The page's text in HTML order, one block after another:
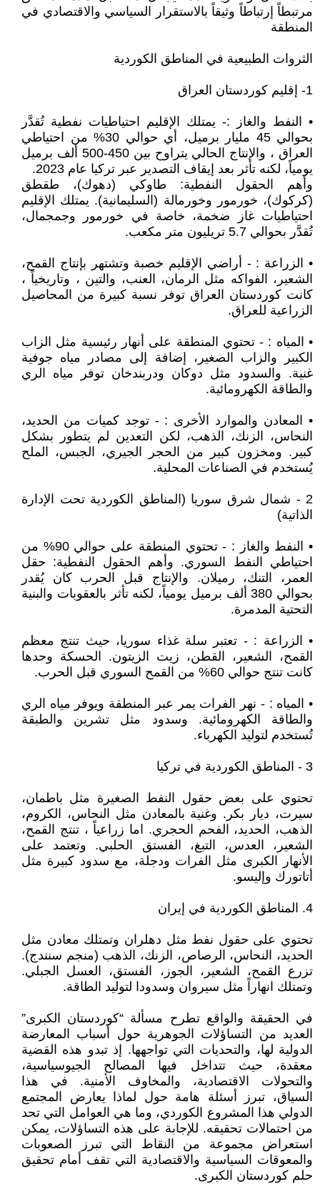
مرتبطاً إرتباطاً وثيقاً بالاستقرار السياسي والاقتصادي في
المنطقة
الثروات الطبيعية في المناطق الكوردية
1- إقليم كوردستان العراق
• النفط والغاز :- يمتلك الإقليم احتياطيات نفطية تُقدَّر
بحوالي 45 مليار برميل، أي حوالي 30% من احتياطي
العراق ، والإنتاج الحالي يتراوح بين 450-500 ألف برميل
يومياً، لكنه تأثر بعد إيقاف التصدير عبر تركيا عام 2023.
وأهم الحقول النفطية: طاوكي (دهوك)، طقطق
(كركوك)، خورمور وخورمالة (السليمانية). يمتلك الإقليم
احتياطيات غاز ضخمة، خاصة في خورمور وجمجمال،
تُقدَّر بحوالي 5.7 تريليون متر مكعب.
• الزراعة : - أراضي الإقليم خصبة وتشتهر بإنتاج القمح،
الشعير، الفواكه مثل الرمان، العنب، والتين ، وتاريخياً ،
كانت كوردستان العراق توفر نسبة كبيرة من المحاصيل
الزراعية للعراق.
• المياه : - تحتوي المنطقة على أنهار رئيسية مثل الزاب
الكبير والزاب الصغير، إضافة إلى مصادر مياه جوفية
غنية. والسدود مثل دوكان ودربندخان توفر مياه الري
والطاقة الكهرومائية.
• المعادن والموارد الأخرى : - توجد كميات من الحديد،
النحاس، الزنك، الذهب، لكن التعدين لم يتطور بشكل
كبير. ومخزون كبير من الحجر الجيري، الجبس، الملح
يُستخدم في الصناعات المحلية.
2 - شمال شرق سوريا (المناطق الكوردية تحت الإدارة
الذاتية)
• النفط والغاز : - تحتوي المنطقة على حوالي 90% من
احتياطي النفط السوري. وأهم الحقول النفطية: حقل
العمر، التنك، رميلان. والإنتاج قبل الحرب كان يُقدر
بحوالي 380 ألف برميل يومياً، لكنه تأثر بالعقوبات والبنية
التحتية المدمرة.
• الزراعة : - تعتبر سلة غذاء سوريا، حيث تنتج معظم
القمح، الشعير، القطن، زيت الزيتون. الحسكة وحدها
كانت تنتج حوالي 60% من القمح السوري قبل الحرب.
• المياه : - نهر الفرات يمر عبر المنطقة ويوفر مياه الري
والطاقة الكهرومائية. وسدود مثل تشرين والطبقة
تُستخدم لتوليد الكهرباء.
3 - المناطق الكوردية في تركيا
تحتوي على بعض حقول النفط الصغيرة مثل باطمان،
سيرت، ديار بكر. وغنية بالمعادن مثل النحاس، الكروم،
الذهب، الحديد، الفحم الحجري. اما زراعياً ، تنتج القمح،
الشعير، العدس، التبغ، الفستق الحلبي. وتعتمد على
الأنهار الكبرى مثل الفرات ودجلة، مع سدود كبيرة مثل
أتاتورك وإليسو.
4. المناطق الكوردية في إيران
تحتوي على حقول نفط مثل دهلران وتمتلك معادن مثل
الحديد، النحاس، الرصاص، الزنك، الذهب (منجم سنندج).
تزرع القمح، الشعير، الجوز، الفستق، العسل الجبلي.
وتمتلك انهاراً مثل سيروان وسدودا لتوليد الطاقة.
في الحقيقة والواقع تطرح مسألة “كوردستان الكبرى”
العديد من التساؤلات الجوهرية حول أسباب المعارضة
الدولية لها، والتحديات التي تواجهها. إذ تبدو هذه القضية
معقدة، حيث تتداخل فيها المصالح الجيوسياسية،
والتحولات الاقتصادية، والمخاوف الأمنية. في هذا
السياق، تبرز أسئلة هامة حول لماذا يعارض المجتمع
الدولي هذا المشروع الكوردي، وما هي العوامل التي تحد
من احتمالات تحقيقه. للإجابة على هذه التساؤلات، يمكن
استعراض مجموعة من النقاط التي تبرز الصعوبات
والمعوقات السياسية والاقتصادية التي تقف أمام تحقيق
حلم كوردستان الكبرى.